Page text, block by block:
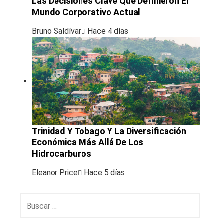
Mundo Corporativo Actual
Bruno Saldívar Hace 4 días
Trinidad Y Tobago Y La Diversificación
Económica Más Allá De Los
Hidrocarburos
Eleanor Price Hace 5 días